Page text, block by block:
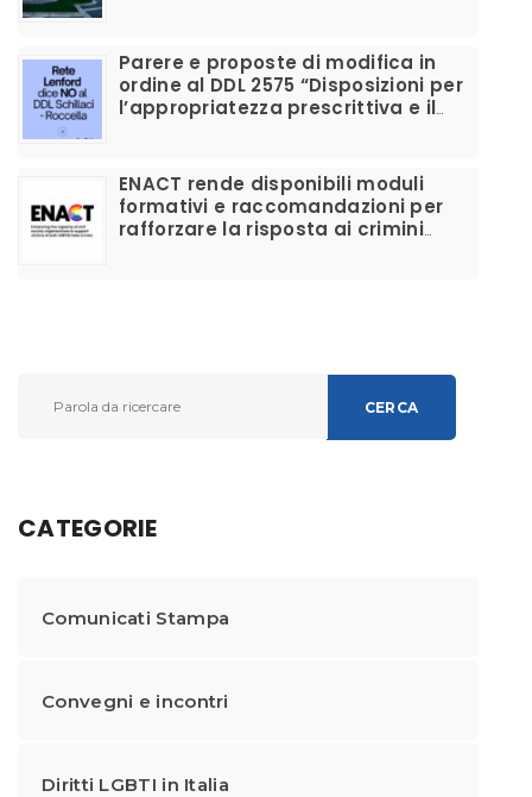
Parere e proposte di modifica in
ordine al DDL 2575 “Disposizioni per
l’appropriatezza prescrittiva e il
ENACT rende disponibili moduli
formativi e raccomandazioni per
rafforzare la risposta ai crimini
CERCA
CATEGORIE
Comunicati Stampa
Convegni e incontri
Diritti LGBTI in Italia